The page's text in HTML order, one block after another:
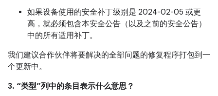
如果设备使用的安全补丁级别是 2024-02-05 或更
高，就必须包含本安全公告（以及之前的安全公告）
中的所有适用补丁。
我们建议合作伙伴将要解决的全部问题的修复程序打包到一
个更新中。
3. “类型”列中的条目表示什么意思？